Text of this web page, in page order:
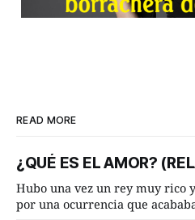
READ MORE
¿QUÉ ES EL AMOR?
Hubo una vez un rey muy rico
por una ocurrencia que